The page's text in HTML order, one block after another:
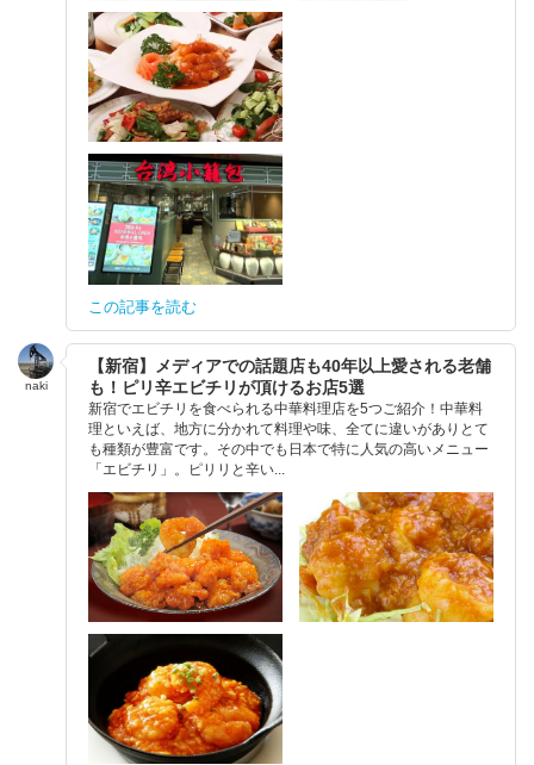
この記事を読む
naki
【新宿】メディアでの話題店も40年以上愛される老舗
も！ピリ辛エビチリが頂けるお店5選
新宿でエビチリを食べられる中華料理店を5つご紹介！中華料
理といえば、地方に分かれて料理や味、全てに違いがありとて
も種類が豊富です。その中でも日本で特に人気の高いメニュー
「エビチリ」。ピリリと辛い...